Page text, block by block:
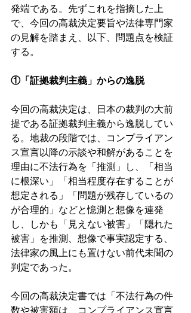
発端である。先ずこれを指摘した上
で、今回の高裁決定要旨や法律専門家
の見解を踏まえ、以下、問題点を検証
する。
①「証拠裁判主義」からの逸脱
今回の高裁決定は、日本の裁判の大前
提である証拠裁判主義から逸脱してい
る。地裁の段階では、コンプライアン
ス宣言以降の示談や和解があることを
理由に不法行為を「推測」し、「相当
に根深い」「相当程度存在することが
想定される」「問題が残存しているの
が合理的」などと憶測と想像を連発
し、しかも「見えない被害」「隠れた
被害」を推測、想像で事実認定する、
法律家の風上にも置けない前代未聞の
判定であった。
今回の高裁決定書では「不法行為の件
数や被害額は、コンプライアンス宣言